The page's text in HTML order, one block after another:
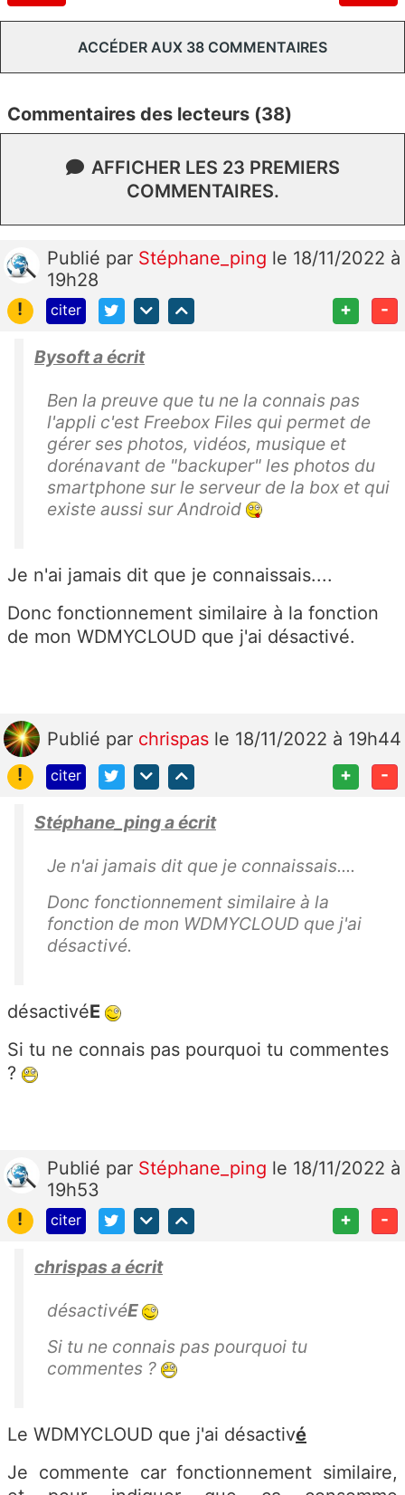
ACCÉDER AUX 38 COMMENTAIRES
Commentaires des lecteurs (38)
AFFICHER LES 23 PREMIERS
COMMENTAIRES.
Publié par Stéphane_ping le 18/11/2022 à
19h28
!
citer + -
Bysoft a écrit
Ben la preuve que tu ne la connais pas
l'appli c'est Freebox Files qui permet de
gérer ses photos, vidéos, musique et
dorénavant de "backuper" les photos du
smartphone sur le serveur de la box et qui
existe aussi sur Android
Je n'ai jamais dit que je connaissais....
Donc fonctionnement similaire à la fonction
de mon WDMYCLOUD que j'ai désactivé.
Publié par chrispas le 18/11/2022 à 19h44
!
citer + -
Stéphane_ping a écrit
Je n'ai jamais dit que je connaissais....
Donc fonctionnement similaire à la
fonction de mon WDMYCLOUD que j'ai
désactivé.
désactivéE
Si tu ne connais pas pourquoi tu commentes
?
Publié par Stéphane_ping le 18/11/2022 à
19h53
!
citer + -
chrispas a écrit
désactivéE
Si tu ne connais pas pourquoi tu
commentes ?
Le WDMYCLOUD que j'ai désactivé
Je commente car fonctionnement similaire,